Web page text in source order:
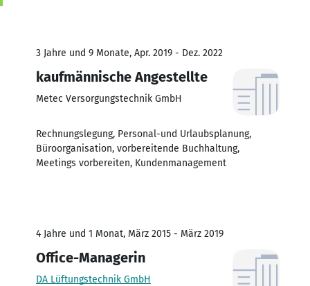
3 Jahre und 9 Monate, Apr. 2019 - Dez. 2022
kaufmännische Angestellte
Metec Versorgungstechnik GmbH
Rechnungslegung, Personal-und Urlaubsplanung,
Büroorganisation, vorbereitende Buchhaltung,
Meetings vorbereiten, Kundenmanagement
4 Jahre und 1 Monat, März 2015 - März 2019
Office-Managerin
DA Lüftungstechnik GmbH